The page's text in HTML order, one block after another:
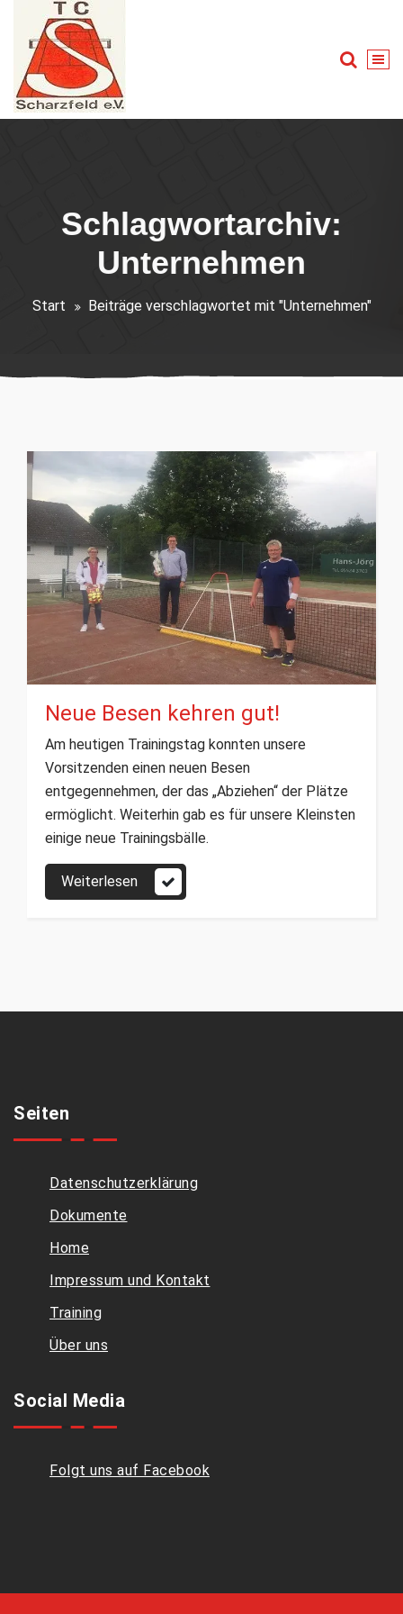
springen
Schlagwortarchiv:
Unternehmen
Start Beiträge verschlagwortet mit "Unternehmen"
Neue Besen kehren gut!
Am heutigen Trainingstag konnten unsere
Vorsitzenden einen neuen Besen
entgegennehmen, der das „Abziehen“ der Plätze
ermöglicht. Weiterhin gab es für unsere Kleinsten
einige neue Trainingsbälle.
Weiterlesen
Seiten
Datenschutzerklärung
Dokumente
Home
Impressum und Kontakt
Training
Über uns
Social Media
Folgt uns auf Facebook